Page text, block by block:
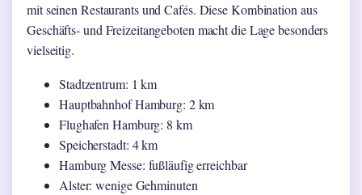
mit seinen Restaurants und Cafés. Diese Kombination aus
Geschäfts- und Freizeitangeboten macht die Lage besonders
vielseitig.
Stadtzentrum: 1 km
Hauptbahnhof Hamburg: 2 km
Flughafen Hamburg: 8 km
Speicherstadt: 4 km
Hamburg Messe: fußläufig erreichbar
Alster: wenige Gehminuten